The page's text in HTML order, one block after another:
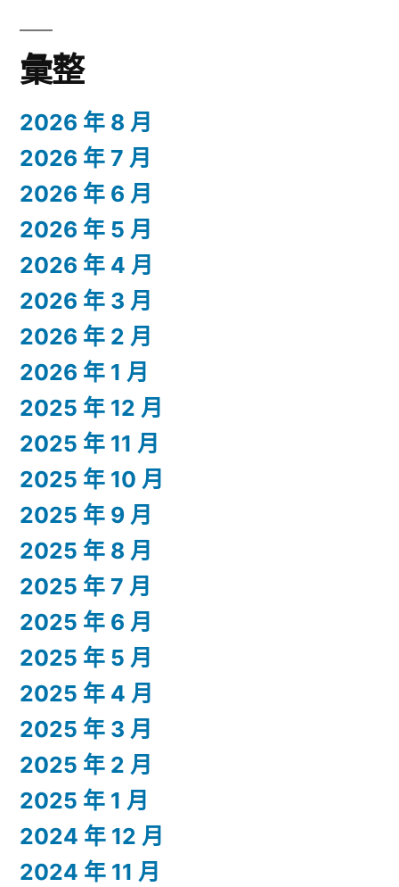
彙整
2026 年 8 月
2026 年 7 月
2026 年 6 月
2026 年 5 月
2026 年 4 月
2026 年 3 月
2026 年 2 月
2026 年 1 月
2025 年 12 月
2025 年 11 月
2025 年 10 月
2025 年 9 月
2025 年 8 月
2025 年 7 月
2025 年 6 月
2025 年 5 月
2025 年 4 月
2025 年 3 月
2025 年 2 月
2025 年 1 月
2024 年 12 月
2024 年 11 月